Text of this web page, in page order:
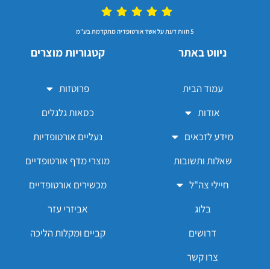
5 חוות דעת על אשד אורטופדיה מתקדמת בע"מ
ניווט באתר
עמוד הבית
אודות
מידע לזכאים
שאלות ותשובות
חיילי צה"ל
בלוג
דרושים
צרו קשר
קטגוריות מוצרים
פרוטזות
כסאות גלגלים
נעליים אורטופדיות
מוצרי מדף אורטופדיים
מכשירים אורטופדיים
אביזרי עזר
קביים ומקלות הליכה